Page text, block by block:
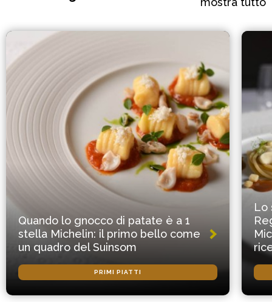
Quando lo gnocco di patate è a 1
stella Michelin: il primo bello come
un quadro del Suinsom
PRIMI PIATTI
Lo